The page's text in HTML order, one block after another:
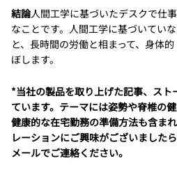
結論人間工学に基づいたデスクで仕
なことです。人間工学に基づいてい
と、長時間の労働と相まって、身体
ぼします。
*当社の製品を取り上げた記事、ス
ています。テーマには姿勢や脊椎の
健康的な在宅勤務の準備方法も含ま
レーションにご興味がございまし
メールでご連絡ください。